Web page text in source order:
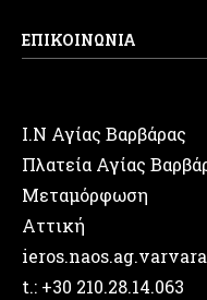
ΕΠΙΚΟΙΝΩΝΙΑ
Ι.Ν Αγίας Βαρβάρας
Πλατεία Αγίας
Μεταμόρφωση
Αττική
t.: +30 210.28.14.063